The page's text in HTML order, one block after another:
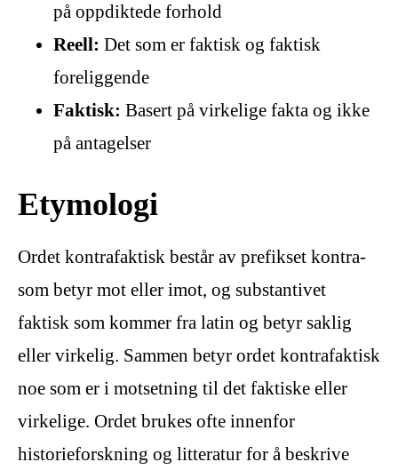
på oppdiktede forhold
Reell: Det som er faktisk og faktisk
foreliggende
Faktisk: Basert på virkelige fakta og ikke
på antagelser
Etymologi
Ordet kontrafaktisk består av prefikset kontra-
som betyr mot eller imot, og substantivet
faktisk som kommer fra latin og betyr saklig
eller virkelig. Sammen betyr ordet kontrafaktisk
noe som er i motsetning til det faktiske eller
virkelige. Ordet brukes ofte innenfor
historieforskning og litteratur for å beskrive